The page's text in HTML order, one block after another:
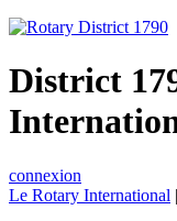
District
connexion
Le Rotary International |